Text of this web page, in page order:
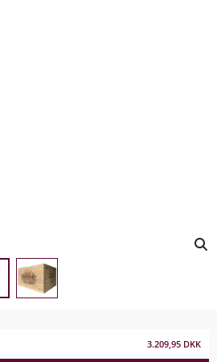
3.209,95 DKK